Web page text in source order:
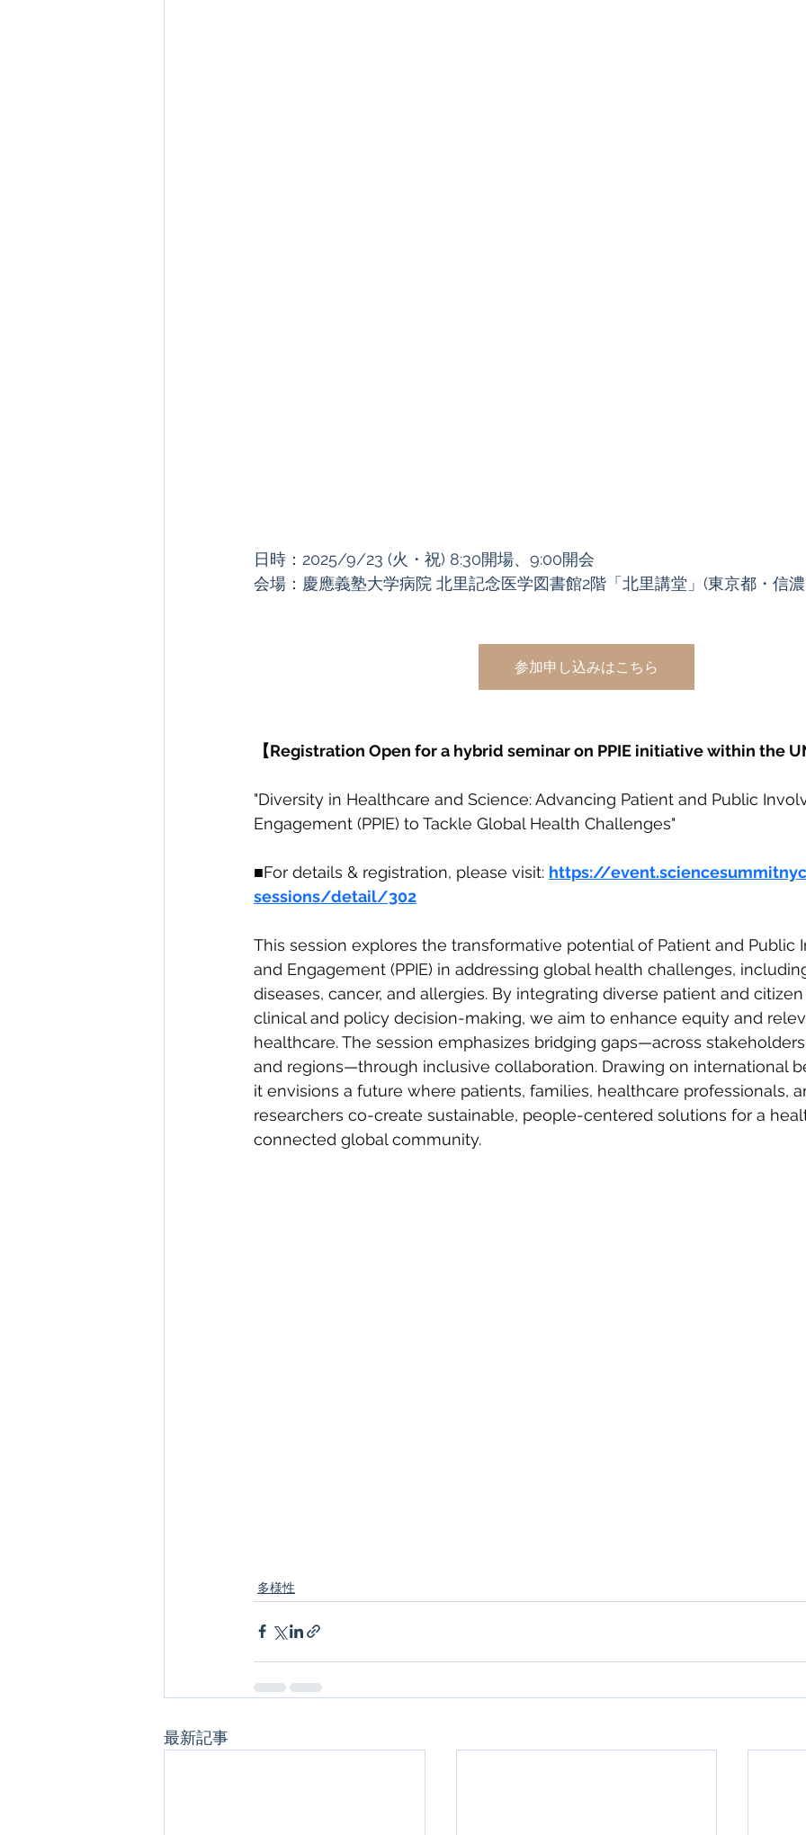
日時：2025/9/23 (火・祝) 8:30開場、9:00開会
会場：慶應義塾大学病院 北里記念医学図書館2階「北里講堂」(東京都・信
参加申し込みはこちら
【Registration Open for a hybrid seminar on PPIE initiative within the
"Diversity in Healthcare and Science: Advancing Patient and Public
Engagement (PPIE) to Tackle Global Health Challenges"
■For details & registration, please visit: https://
sessions/detail/302
This session explores the transformative potential of Patient and
and Engagement (PPIE) in addressing global health challenges,
diseases, cancer, and allergies. By integrating diverse patient and
clinical and policy decision-making, we aim to enhance equity and
healthcare. The session emphasizes bridging gaps—across
and regions—through inclusive collaboration. Drawing on international
it envisions a future where patients, families, healthcare professionals,
researchers co-create sustainable, people-centered solutions for a
connected global community.
多様性
最新記事